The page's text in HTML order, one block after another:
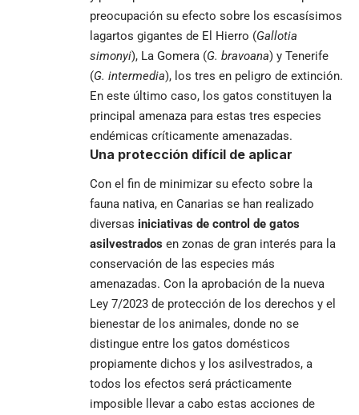
preocupación su efecto sobre los escasísimos
lagartos gigantes de El Hierro (Gallotia
simonyi), La Gomera (G. bravoana) y Tenerife
(G. intermedia), los tres en peligro de extinción.
En este último caso, los gatos constituyen la
principal amenaza para estas tres especies
endémicas críticamente amenazadas.
Una protección difícil de aplicar
Con el fin de minimizar su efecto sobre la
fauna nativa, en Canarias se han realizado
diversas iniciativas de control de gatos
asilvestrados en zonas de gran interés para la
conservación de las especies más
amenazadas. Con la aprobación de la nueva
Ley 7/2023 de protección de los derechos y el
bienestar de los animales, donde no se
distingue entre los gatos domésticos
propiamente dichos y los asilvestrados, a
todos los efectos será prácticamente
imposible llevar a cabo estas acciones de